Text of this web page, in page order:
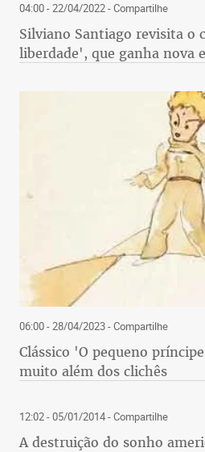
04:00 - 22/04/2022- Compartilhe
Silviano Santiago revisita o
liberdade', que ganha nova
06:00 - 28/04/2023- Compartilhe
Clássico 'O pequeno
muito além dos clichês
12:02 - 05/01/2014- Compartilhe
A destruição do sonho